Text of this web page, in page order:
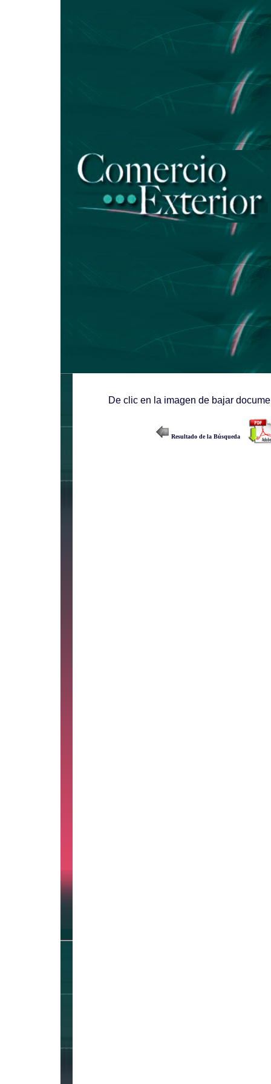
De clic en la imagen de bajar
Resultado de la Búsqueda